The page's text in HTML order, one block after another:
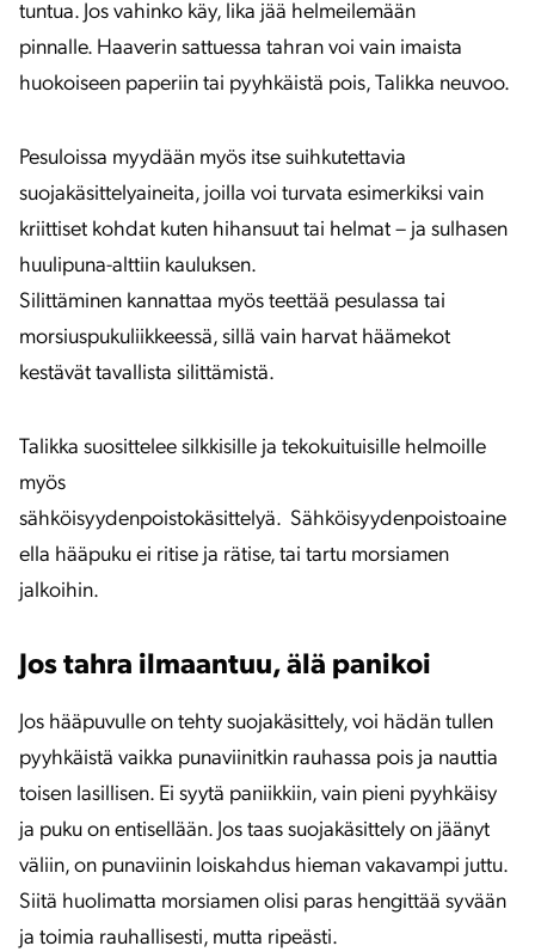
tuntua. Jos vahinko käy, lika jää helmeilemään
pinnalle. Haaverin sattuessa tahran voi vain imaista
huokoiseen paperiin tai pyyhkäistä pois, Talikka neuvoo.
Pesuloissa myydään myös itse suihkutettavia
suojakäsittelyaineita, joilla voi turvata esimerkiksi vain
kriittiset kohdat kuten hihansuut tai helmat – ja sulhasen
huulipuna-alttiin kauluksen.
Silittäminen kannattaa myös teettää pesulassa tai
morsiuspukuliikkeessä, sillä vain harvat häämekot
kestävät tavallista silittämistä.
Talikka suosittelee silkkisille ja tekokuituisille helmoille
myös
sähköisyydenpoistokäsittelyä. Sähköisyydenpoistoaine
ella hääpuku ei ritise ja rätise, tai tartu morsiamen
jalkoihin.
Jos tahra ilmaantuu, älä panikoi
Jos hääpuvulle on tehty suojakäsittely, voi hädän tullen
pyyhkäistä vaikka punaviinitkin rauhassa pois ja nauttia
toisen lasillisen. Ei syytä paniikkiin, vain pieni pyyhkäisy
ja puku on entisellään. Jos taas suojakäsittely on jäänyt
väliin, on punaviinin loiskahdus hieman vakavampi juttu.
Siitä huolimatta morsiamen olisi paras hengittää syvään
ja toimia rauhallisesti, mutta ripeästi.